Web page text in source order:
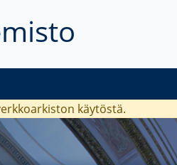
käytöstä.